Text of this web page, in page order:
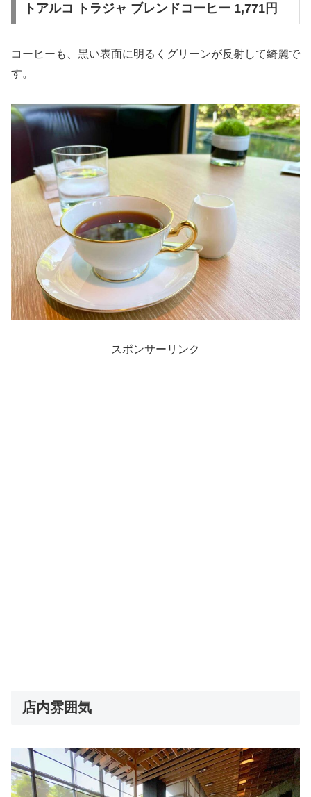
トアルコ トラジャ ブレンドコーヒー 1,771円
コーヒーも、黒い表面に明るくグリーンが反射して綺麗で
す。
スポンサーリンク
店内雰囲気